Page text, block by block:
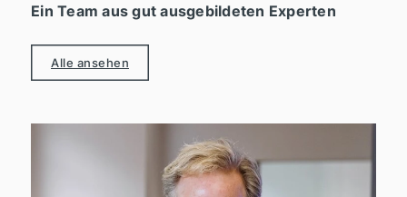
Ein Team aus gut ausgebildeten Experten
Alle ansehen